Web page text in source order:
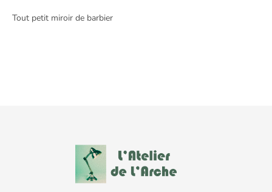
Tout petit miroir de barbier